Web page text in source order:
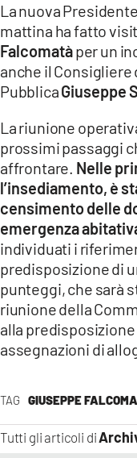
LACAPITALENEWS.IT
App
ANDROID
APPLE
TAG GIUSEPPE
Tutti gli articoli di
La nuova
mattina ha fatto
Falcomatàper un
anche il Consigliere
PubblicaGiuseppe
La riunione
prossimi passaggi
affrontare. Nelle
l’insediamento, è
censimento delle
emergenza
individuati i
predisposizione di
punteggi, che sarà
riunione della
alla
assegnazioni di